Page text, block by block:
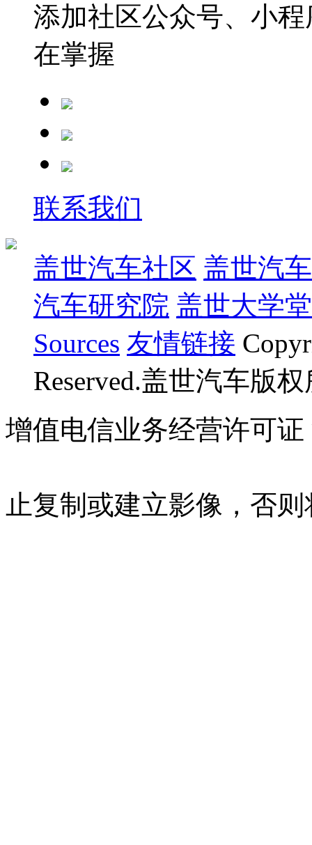
添加社区公众号、小
在掌握
联系我们
盖世汽车社区 盖世汽
汽车研究院 盖世大学堂
Sources 友情链接
Reserved.盖世汽车版
增值电信业务经营许可证
止复制或建立影像，否